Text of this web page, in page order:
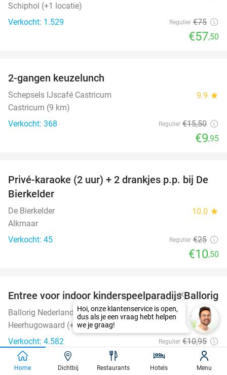
Schiphol (+1 locatie)
Verkocht: 1.529
Regulier €75
€57,50
2-gangen keuzelunch
Schepsels IJscafé Castricum 9.9 star
Castricum (9 km)
Verkocht: 368
Regulier €15,50
€9,95
58%
Privé-karaoke (2 uur) + 2 drankjes p.p. bij De
Bierkelder
De Bierkelder 10.0 star
Alkmaar
Verkocht: 45
Regulier €25
€10,50
32%
Entree voor indoor kinderspeelparadijs Ballorig
Ballorig Nederland 8.8star
Heerhugowaard (+21 locaties)
Verkocht: 4.582
Regulier €10,95
€7
favorite_border
Home Dichtbij Restaurants Hotels Menu